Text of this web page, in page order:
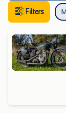
Filters